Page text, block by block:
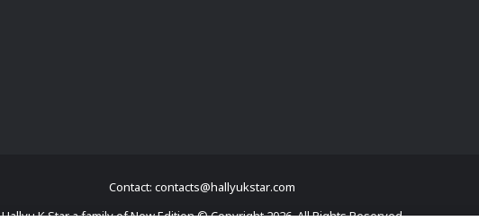
Contact: contacts@hallyukstar.com
Hallyu K Star a family of New Edition © Copyright 2026, All Rights Reserved